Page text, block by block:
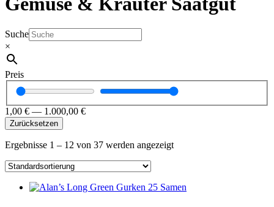
Suche
×
Preis
1,00 € — 1.000,00 €
Zurücksetzen
Ergebnisse 1 – 12 von 37 werden angezeigt